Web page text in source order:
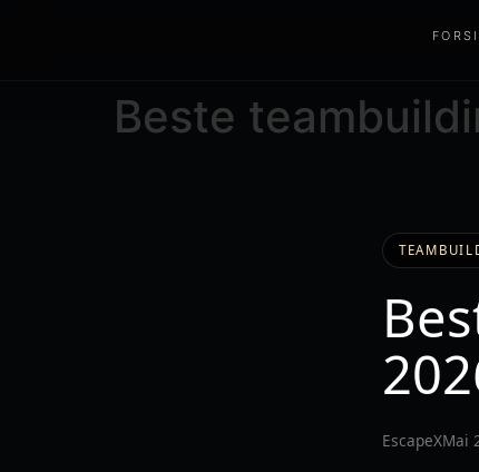
Beste
EscapeXMai